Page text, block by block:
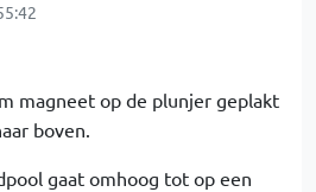
magneet op de plunjer geplakt
boven.
gaat omhoog tot op een